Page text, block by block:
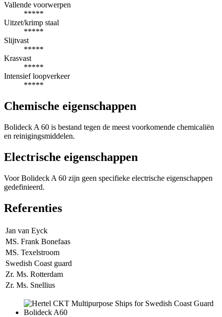
Vallende voorwerpen
*****
Uitzet/krimp staal
*****
Slijtvast
*****
Krasvast
*****
Intensief loopverkeer
*****
Chemische eigenschappen
Bolideck A 60 is bestand tegen de meest voorkomende chemicaliën
en reinigingsmiddelen.
Electrische eigenschappen
Voor Bolideck A 60 zijn geen specifieke electrische eigenschappen
gedefinieerd.
Referenties
Jan van Eyck
MS. Frank Bonefaas
MS. Texelstroom
Swedish Coast guard
Zr. Ms. Rotterdam
Zr. Ms. Snellius